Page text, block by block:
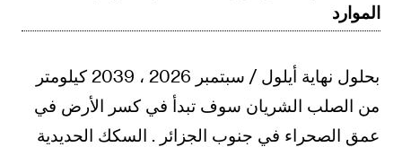
الموارد
بحلول نهاية أيلول / سبتمبر 2026 ، 2039 كيلومتر
من الصلب الشريان سوف تبدأ في كسر الأرض في
عمق الصحراء في جنوب الجزائر . السكك الحديدية